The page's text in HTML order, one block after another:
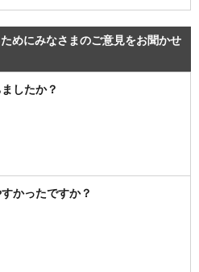
めにみなさまのご意見をお聞かせ
したか？
かったですか？